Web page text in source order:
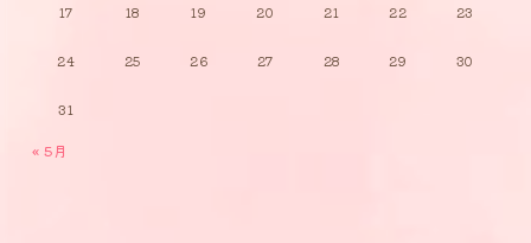
17 18 19 20 21 22 23
24 25 26 27 28 29 30
31
« 5月